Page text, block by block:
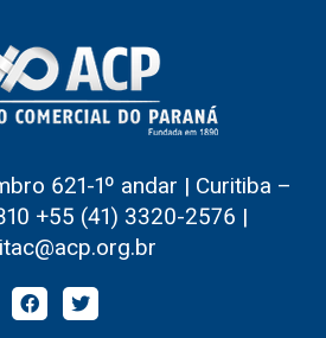
621-1º andar | Curitiba –
+55 (41) 3320-2576 |